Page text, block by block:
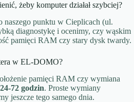
żeby komputer działał szybciej?
naszego punktu w Cieplicach (ul.
diagnostykę i ocenimy, czy wąskim
pamięci RAM czy stary dysk twardy.
w EL-DOMO?
pamięci RAM czy wymiana
24-72 godzin. Proste wymiany
jeszcze tego samego dnia.